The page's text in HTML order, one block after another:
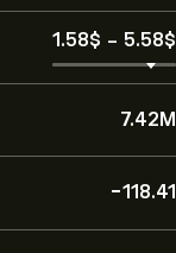
1.58‎$‎ - 5.58‎$‎
7.42M
-118.41